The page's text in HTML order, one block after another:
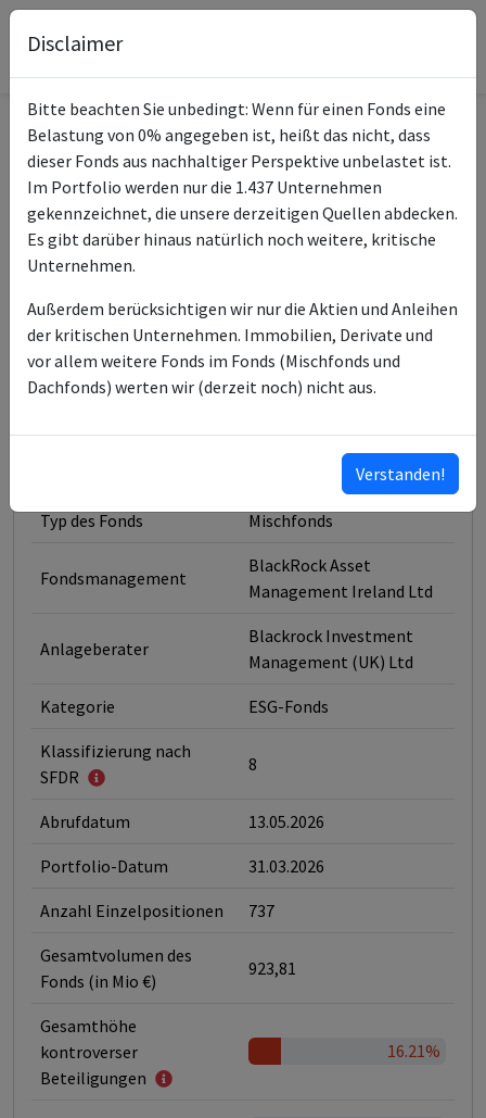
Informationen zum Fonds
Name
BlackRock Tactical Opps
Fund Class D USD Acc
ISIN des Fonds
ISINs weiterer
Anteilsklassen
IE000BQPOC41
IE00BK4PZS36
IE00BK4PZR29
IE00BK4PZX88
ISINs ausklappen
Typ des Fonds Mischfonds
Fondsmanagement
BlackRock Asset
Management Ireland Ltd
Anlageberater
Blackrock Investment
Management (UK) Ltd
Kategorie ESG-Fonds
Klassifizierung nach
SFDR
8
Abrufdatum 13.05.2026
Portfolio-Datum 31.03.2026
Anzahl Einzelpositionen 737
Gesamtvolumen des
Fonds (in Mio €)
923,81
Gesamthöhe
kontroverser
Beteiligungen
16.21%
Disclaimer
Bitte beachten Sie unbedingt: Wenn für einen Fonds eine
Belastung von 0% angegeben ist, heißt das nicht, dass
dieser Fonds aus nachhaltiger Perspektive unbelastet ist.
Im Portfolio werden nur die 1.437 Unternehmen
gekennzeichnet, die unsere derzeitigen Quellen abdecken.
Es gibt darüber hinaus natürlich noch weitere, kritische
Unternehmen.
Außerdem berücksichtigen wir nur die Aktien und Anleihen
der kritischen Unternehmen. Immobilien, Derivate und
vor allem weitere Fonds im Fonds (Mischfonds und
Dachfonds) werten wir (derzeit noch) nicht aus.
Verstanden!